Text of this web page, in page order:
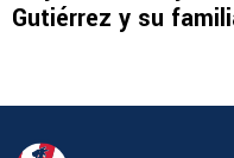
Gutiérrez y su